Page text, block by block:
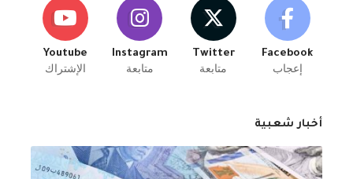
Facebook
إعجاب
Twitter
متابعة
Instagram
متابعة
Youtube
الإشتراك
أخبار شعبية